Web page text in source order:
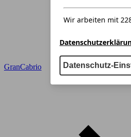
GranCabrio
Wir arbeiten mit
Datenschutz-